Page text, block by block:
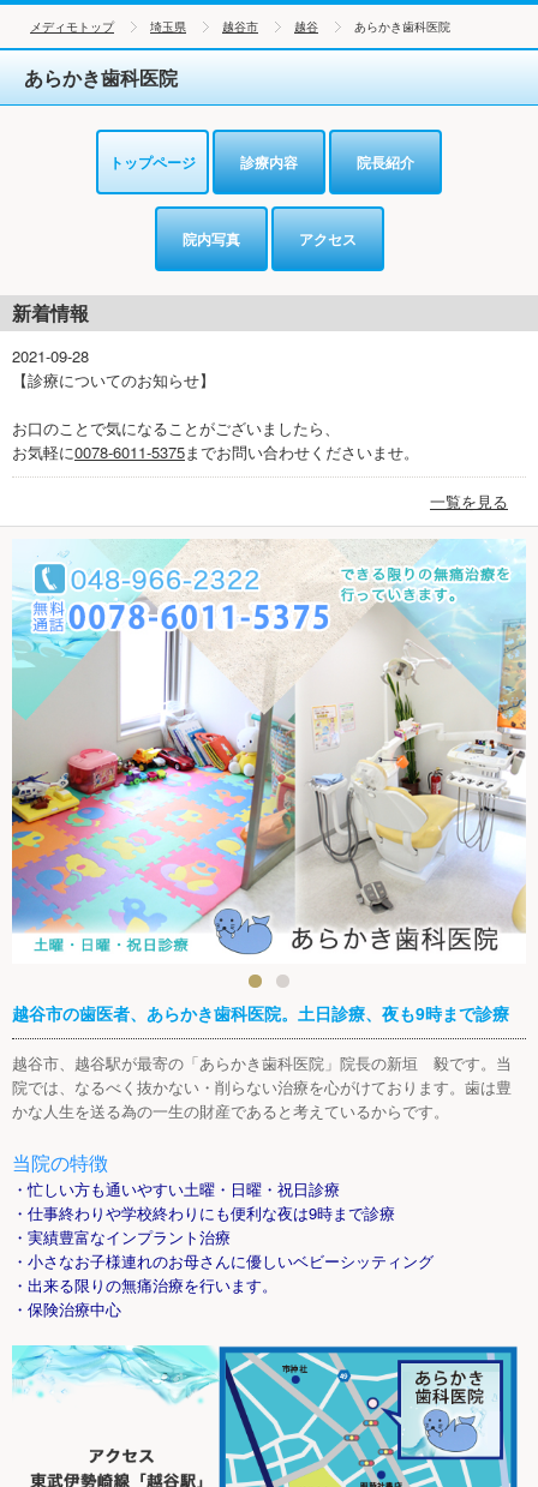
メディモトップ 埼玉県 越谷市 越谷 あらかき歯科医院
あらかき歯科医院
トップページ 診療内容 院長紹介
院内写真 アクセス
新着情報
2021-09-28
【診療についてのお知らせ】
お口のことで気になることがございましたら、
お気軽に0078-6011-5375までお問い合わせくださいませ。
一覧を見る
越谷市の歯医者、あらかき歯科医院。土日診療、夜も9時まで診療
越谷市、越谷駅が最寄の「あらかき歯科医院」院長の新垣 毅です。当
院では、なるべく抜かない・削らない治療を心がけております。歯は豊
かな人生を送る為の一生の財産であると考えているからです。
当院の特徴
・忙しい方も通いやすい土曜・日曜・祝日診療
・仕事終わりや学校終わりにも便利な夜は9時まで診療
・実績豊富なインプラント治療
・小さなお子様連れのお母さんに優しいベビーシッティング
・出来る限りの無痛治療を行います。
・保険治療中心